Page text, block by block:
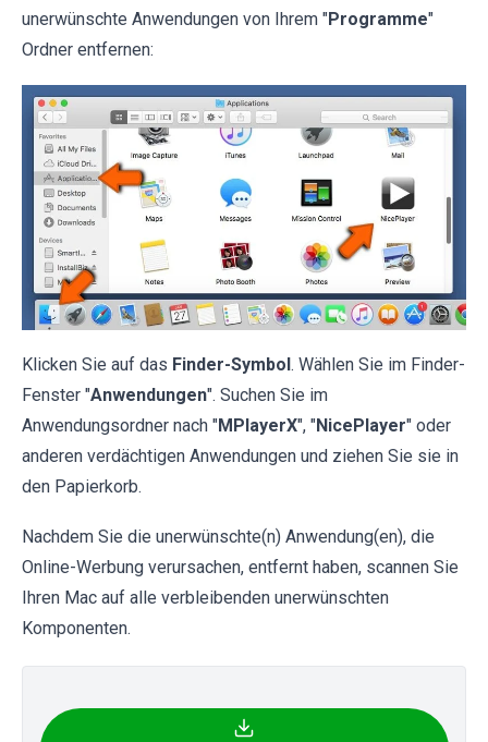
unerwünschte Anwendungen von Ihrem "Programme"
Ordner entfernen:
Klicken Sie auf das Finder-Symbol. Wählen Sie im Finder-
Fenster "Anwendungen". Suchen Sie im
Anwendungsordner nach "MPlayerX", "NicePlayer" oder
anderen verdächtigen Anwendungen und ziehen Sie sie in
den Papierkorb.
Nachdem Sie die unerwünschte(n) Anwendung(en), die
Online-Werbung verursachen, entfernt haben, scannen Sie
Ihren Mac auf alle verbleibenden unerwünschten
Komponenten.